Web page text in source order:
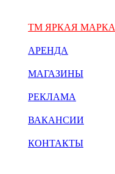
ТМ ЯРКАЯ МАРКА
АРЕНДА
МАГАЗИНЫ
РЕКЛАМА
ВАКАНСИИ
КОНТАКТЫ